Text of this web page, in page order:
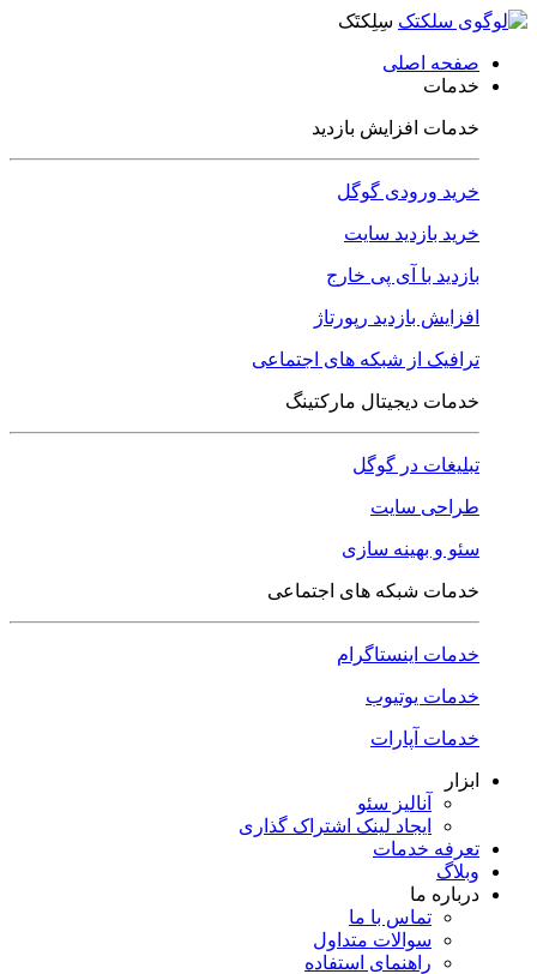
سِلِکتَک
صفحه اصلی
خدمات
خدمات افزایش بازدید
خرید ورودی گوگل
خرید بازدید سایت
بازدید با آی پی خارج
افزایش بازدید رپورتاژ
ترافیک از شبکه های اجتماعی
خدمات دیجیتال مارکتینگ
تبلیغات در گوگل
طراحی سایت
سئو و بهینه سازی
خدمات شبکه های اجتماعی
خدمات اینستاگرام
خدمات یوتیوب
خدمات آپارات
ابزار
آنالیز سئو
ایجاد لینک اشتراک گذاری
تعرفه خدمات
وبلاگ
درباره ما
تماس با ما
سوالات متداول
راهنمای استفاده